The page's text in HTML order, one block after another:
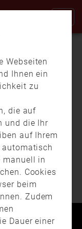
Webseiten
Ihnen ein
zu
die auf
und die Ihr
auf Ihrem
automatisch
manuell in
Cookies
beim
Zudem
Dauer einer